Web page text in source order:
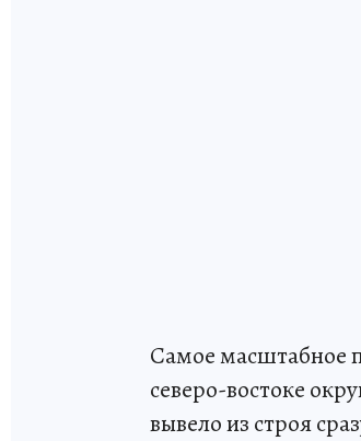
Самое масштабное
северо-востоке
вывело из строя